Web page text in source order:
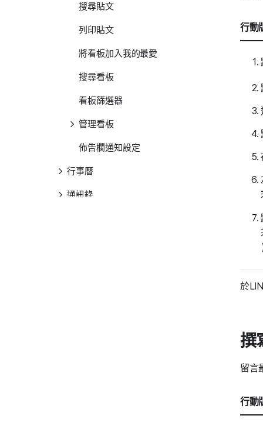
搜尋貼文
列印貼文
將看板加入我的最愛
搜尋看板
看板篩選器
管理看板
佈告欄通知設定
行事曆
通訊錄
行動
於
撰
留言
行動